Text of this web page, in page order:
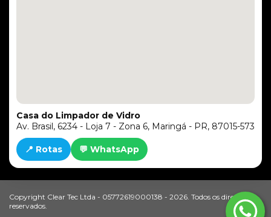
Casa do Limpador de Vidro
Av. Brasil, 6234 - Loja 7 - Zona 6, Maringá - PR, 87015-573
📍 Rotas 💬 WhatsApp
Copyright Clear Tec Ltda - 05772619000138 - 2026. Todos os direitos
reservados.